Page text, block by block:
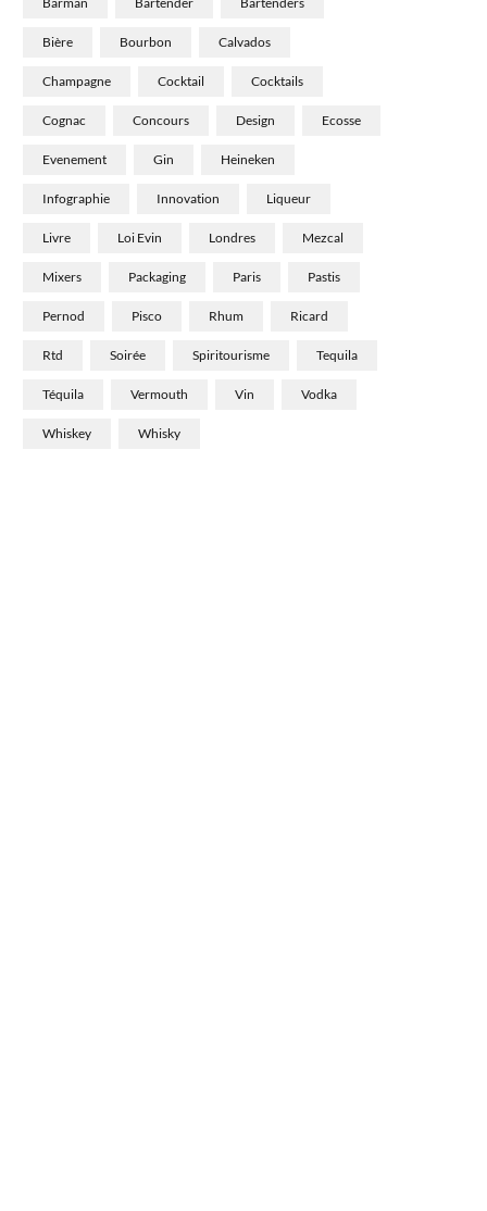
Bière Bourbon Calvados
Champagne Cocktail Cocktails
Cognac Concours Design Ecosse
Evenement Gin Heineken
Infographie Innovation Liqueur
Livre Loi Evin Londres Mezcal
Mixers Packaging Paris Pastis
Pernod Pisco Rhum Ricard
Rtd Soirée Spiritourisme Tequila
Téquila Vermouth Vin Vodka
Whiskey Whisky